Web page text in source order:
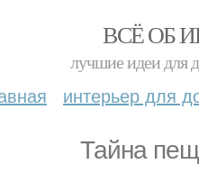
ВСЁ ОБ
лучшие идеи для
интерьер для
Тайна